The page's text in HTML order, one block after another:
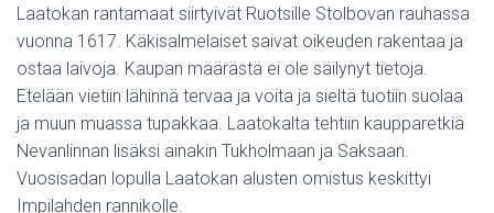
Laatokan rantamaat siirtyivät Ruotsille Stolbovan rauhassa
vuonna 1617. Käkisalmelaiset saivat oikeuden rakentaa ja
ostaa laivoja. Kaupan määrästä ei ole säilynyt tietoja.
Etelään vietiin lähinnä tervaa ja voita ja sieltä tuotiin suolaa
ja muun muassa tupakkaa. Laatokalta tehtiin kaupparetkiä
Nevanlinnan lisäksi ainakin Tukholmaan ja Saksaan.
Vuosisadan lopulla Laatokan alusten omistus keskittyi
Impilahden rannikolle.